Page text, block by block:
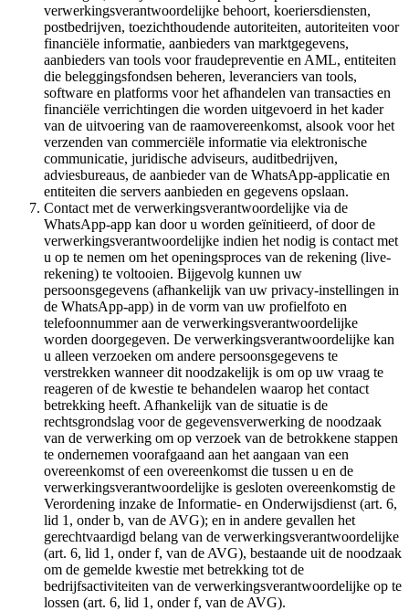
verwerkingsverantwoordelijke behoort, koeriersdiensten,
postbedrijven, toezichthoudende autoriteiten, autoriteiten voor
financiële informatie, aanbieders van marktgegevens,
aanbieders van tools voor fraudepreventie en AML, entiteiten
die beleggingsfondsen beheren, leveranciers van tools,
software en platforms voor het afhandelen van transacties en
financiële verrichtingen die worden uitgevoerd in het kader
van de uitvoering van de raamovereenkomst, alsook voor het
verzenden van commerciële informatie via elektronische
communicatie, juridische adviseurs, auditbedrijven,
adviesbureaus, de aanbieder van de WhatsApp-applicatie en
entiteiten die servers aanbieden en gegevens opslaan.
Contact met de verwerkingsverantwoordelijke via de
WhatsApp-app kan door u worden geïnitieerd, of door de
verwerkingsverantwoordelijke indien het nodig is contact met
u op te nemen om het openingsproces van de rekening (live-
rekening) te voltooien. Bijgevolg kunnen uw
persoonsgegevens (afhankelijk van uw privacy-instellingen in
de WhatsApp-app) in de vorm van uw profielfoto en
telefoonnummer aan de verwerkingsverantwoordelijke
worden doorgegeven. De verwerkingsverantwoordelijke kan
u alleen verzoeken om andere persoonsgegevens te
verstrekken wanneer dit noodzakelijk is om op uw vraag te
reageren of de kwestie te behandelen waarop het contact
betrekking heeft. Afhankelijk van de situatie is de
rechtsgrondslag voor de gegevensverwerking de noodzaak
van de verwerking om op verzoek van de betrokkene stappen
te ondernemen voorafgaand aan het aangaan van een
overeenkomst of een overeenkomst die tussen u en de
verwerkingsverantwoordelijke is gesloten overeenkomstig de
Verordening inzake de Informatie- en Onderwijsdienst (art. 6,
lid 1, onder b, van de AVG); en in andere gevallen het
gerechtvaardigd belang van de verwerkingsverantwoordelijke
(art. 6, lid 1, onder f, van de AVG), bestaande uit de noodzaak
om de gemelde kwestie met betrekking tot de
bedrijfsactiviteiten van de verwerkingsverantwoordelijke op te
lossen (art. 6, lid 1, onder f, van de AVG).